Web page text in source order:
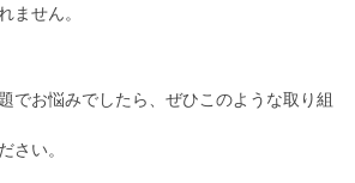
ません。
でお悩みでしたら、ぜひこのような取り組
さい。